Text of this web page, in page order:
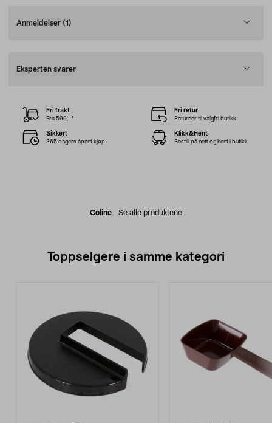
Anmeldelser (1)
Eksperten svarer
Coline - Se alle produktene
Fri frakt
Fra 599,–*
Fri retur
Returner til valgfri butikk
Sikkert
365 dagers åpent kjøp
Klikk&Hent
Bestill på nett og hent i butikk
Toppselgere i samme kategori